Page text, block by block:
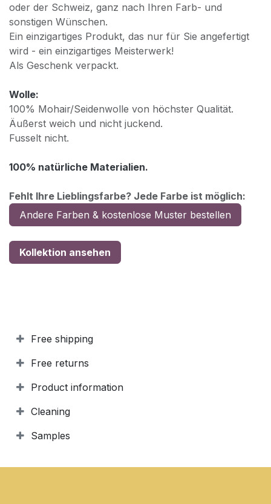
oder der Schweiz, ganz nach Ihren Farb- und
sonstigen Wünschen.
Ein einzigartiges Produkt, das nur für Sie angefertigt
wird - ein einzigartiges Meisterwerk!
Als Geschenk verpackt.
Wolle:
100% Mohair/Seidenwolle von höchster Qualität.
Äußerst weich und nicht juckend.
Fusselt nicht.
100% natürliche Materialien.
Fehlt Ihre Lieblingsfarbe? Jede Farbe ist möglich:
Andere Farben & kostenlose Muster bestellen
Kollektion ansehen
Free shipping
Free returns
Product information
Cleaning
Samples